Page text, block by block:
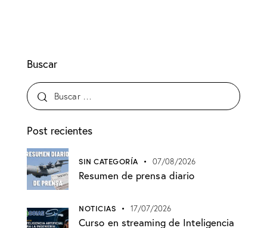
Buscar
Post recientes
SIN CATEGORÍA 07/08/2026
Resumen de prensa diario
NOTICIAS 17/07/2026
Curso en streaming de Inteligencia